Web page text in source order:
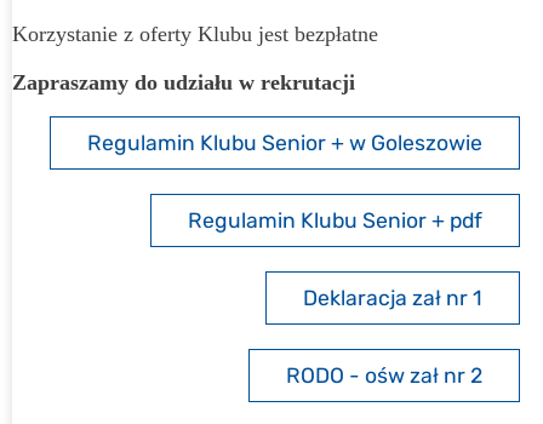
Korzystanie z oferty Klubu jest bezpłatne
Zapraszamy do udziału w rekrutacji
Regulamin Klubu Senior + w Goleszowie
Regulamin Klubu Senior + pdf
Deklaracja zał nr 1
RODO - ośw zał nr 2